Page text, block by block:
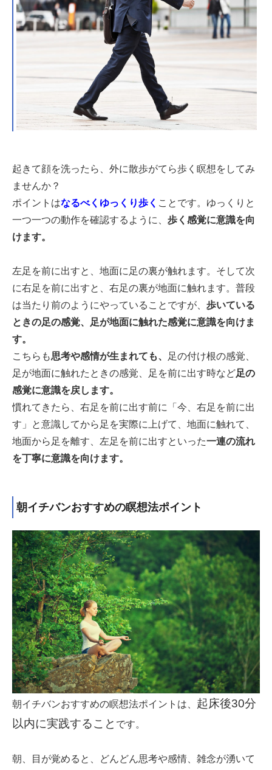
起きて顔を洗ったら、外に散歩がてら歩く瞑想をしてみ
ませんか？
ポイントはなるべくゆっくり歩く ことです。ゆっくりと
一つ一つの動作を確認するように、 歩く感覚に意識を向
けます。
左足を前に出すと、地面に足の裏が触れます。そして次
に右足を前に出すと、右足の裏が地面に触れます。普段
は当たり前のようにやっていることですが、 歩いている
ときの足の感覚、足が地面に触れた感覚に意識を向けま
す。
こちらも思考や感情が生まれても、
足の付け根の感覚、
足が地面に触れたときの感覚、足を前に出す時など足の
感覚に意識を戻します。
慣れてきたら、右足を前に出す前に「今、右足を前に出
す」と意識してから足を実際に上げて、地面に触れて、
地面から足を離す、左足を前に出すといった一連の流れ
を丁寧に意識を向けます。
朝イチバンおすすめの瞑想法ポイント
朝イチバンおすすめの瞑想法ポイントは、 起床後30分
以内に実践すること です。
朝、目が覚めると、どんどん思考や感情、雑念が湧いて